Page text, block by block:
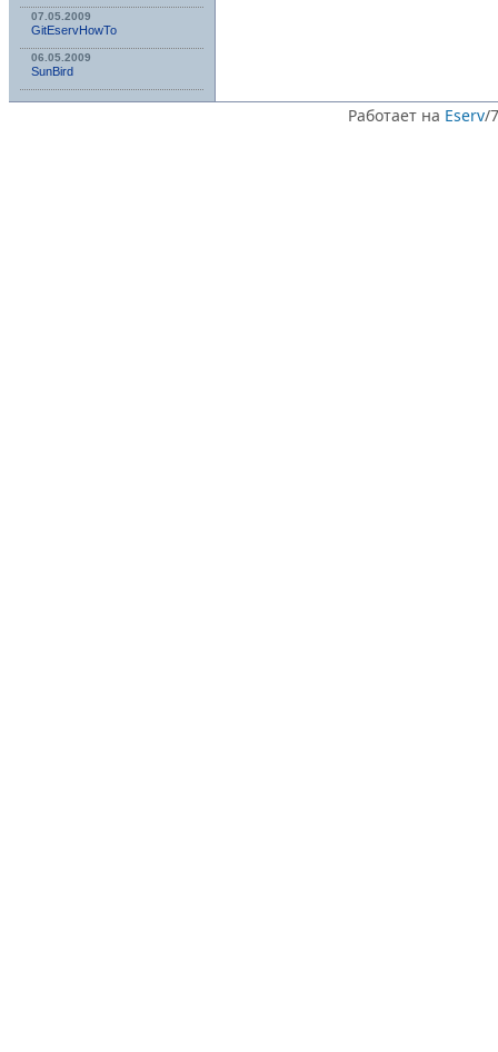
07.05.2009
GitEservHowTo
06.05.2009
SunBird
Работает на Eserv/